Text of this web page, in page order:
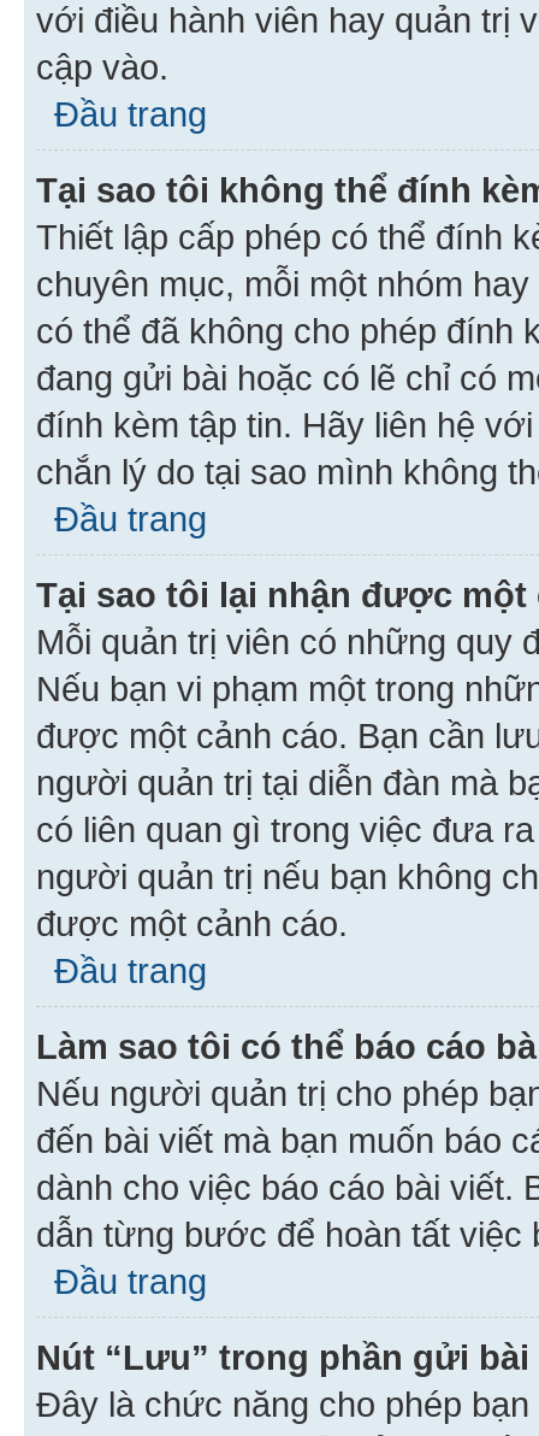
với điều hành viên hay quản trị
cập vào.
Đầu trang
Tại sao tôi không thể đính
Thiết lập cấp phép có thể đính
chuyên mục, mỗi một nhóm
có thể đã không cho phép đính
đang gửi bài hoặc có lẽ chỉ có
đính kèm tập tin. Hãy liên hệ
chắn lý do tại sao mình không
Đầu trang
Tại sao tôi lại nhận được một
Mỗi quản trị viên có những quy
Nếu bạn vi phạm một trong
được một cảnh cáo. Bạn cần
người quản trị tại diễn đàn mà
có liên quan gì trong việc đưa
người quản trị nếu bạn không
được một cảnh cáo.
Đầu trang
Làm sao tôi có thể báo cáo
Nếu người quản trị cho phép
đến bài viết mà bạn muốn báo
dành cho việc báo cáo bài viết.
dẫn từng bước để hoàn tất việc
Đầu trang
Nút “Lưu” trong phần gửi
Đây là chức năng cho phép